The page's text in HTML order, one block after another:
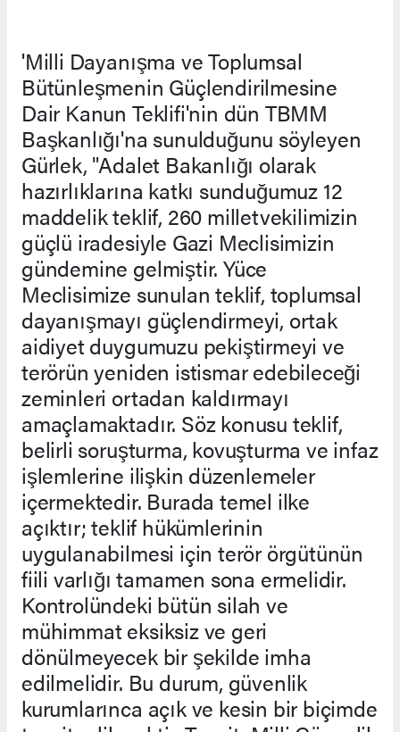
'Milli Dayanışma ve Toplumsal
Bütünleşmenin Güçlendirilmesine
Dair Kanun Teklifi'nin dün TBMM
Başkanlığı'na sunulduğunu söyleyen
Gürlek, "Adalet Bakanlığı olarak
hazırlıklarına katkı sunduğumuz 12
maddelik teklif, 260 milletvekilimizin
güçlü iradesiyle Gazi Meclisimizin
gündemine gelmiştir. Yüce
Meclisimize sunulan teklif, toplumsal
dayanışmayı güçlendirmeyi, ortak
aidiyet duygumuzu pekiştirmeyi ve
terörün yeniden istismar edebileceği
zeminleri ortadan kaldırmayı
amaçlamaktadır. Söz konusu teklif,
belirli soruşturma, kovuşturma ve infaz
işlemlerine ilişkin düzenlemeler
içermektedir. Burada temel ilke
açıktır; teklif hükümlerinin
uygulanabilmesi için terör örgütünün
fiili varlığı tamamen sona ermelidir.
Kontrolündeki bütün silah ve
mühimmat eksiksiz ve geri
dönülmeyecek bir şekilde imha
edilmelidir. Bu durum, güvenlik
kurumlarınca açık ve kesin bir biçimde